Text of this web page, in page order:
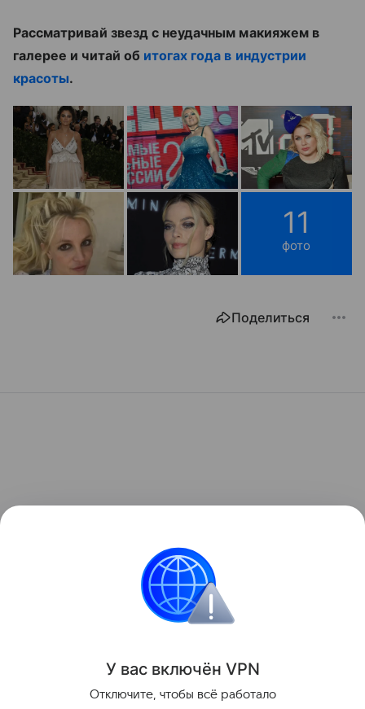
Рассматривай звезд с неудачным макияжем в
галерее и читай об итогах года в индустрии
красоты.
11
фото
Поделиться
У вас включён VPN
Отключите, чтобы всё работало